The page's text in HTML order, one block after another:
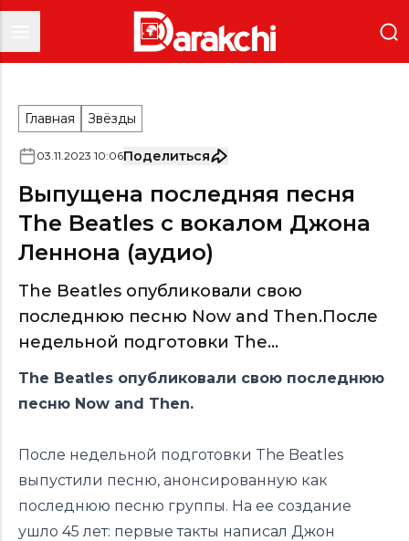
Главная Звёзды
03.11.2023 10:06Поделиться
Выпущена последняя песня
The Beatles с вокалом Джона
Леннона (аудио)
The Beatles опубликовали свою
последнюю песню Now and Then.После
недельной подготовки The...
The Beatles опубликовали свою последнюю
песню Now and Then.
После недельной подготовки The Beatles
выпустили песню, анонсированную как
последнюю песню группы. На ее создание
ушло 45 лет: первые такты написал Джон